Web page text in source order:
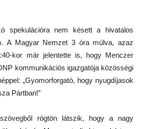
spekulációra nem késett a hivatalos
A Magyar Nemzet 3 óra múlva, azaz
kor már jelentette is, hogy Menczer
kommunikációs igazgatója közösségi
„Gyomorforgató, hogy nyugdíjasok
Pártban!”
rögtön látszik, hogy a nagy